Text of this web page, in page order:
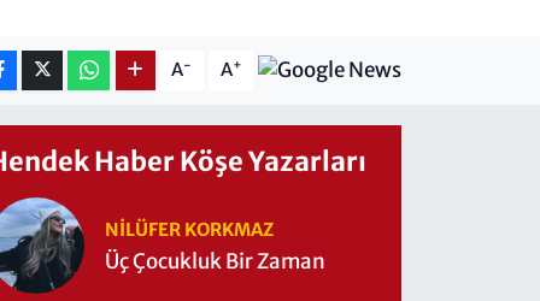
A- A+
Haber Köşe Yazarları
NILÜFER KORKMAZ
Üç Çocukluk Bir Zaman